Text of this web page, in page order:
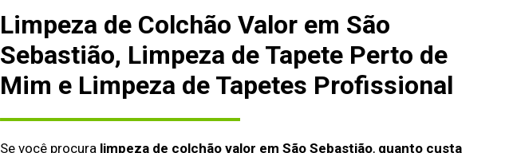
Limpeza de Colchão Valor em São
Sebastião, Limpeza de Tapete Perto de
Mim e Limpeza de Tapetes Profissional
Se você procura limpeza de colchão valor em São Sebastião, quanto custa